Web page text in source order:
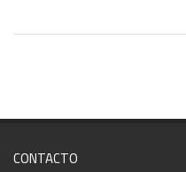
CONTACTO